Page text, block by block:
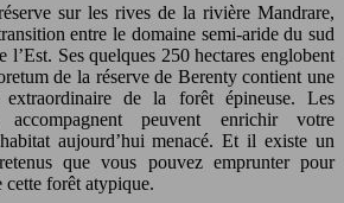
sur les rives de la rivière Mandrare,
entre le domaine semi-aride du sud
l’Est. Ses quelques 250 hectares englobent
de la réserve de Berenty contient une
de la forêt épineuse. Les
peuvent enrichir votre
aujourd’hui menacé. Et il existe un
que vous pouvez emprunter pour
cette forêt atypique.